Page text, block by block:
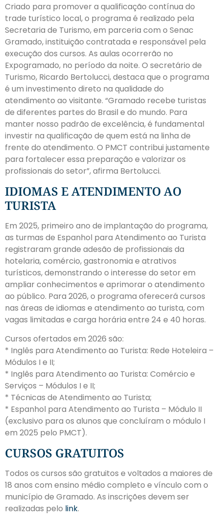
Criado para promover a qualificação contínua do
trade turístico local, o programa é realizado pela
Secretaria de Turismo, em parceria com o Senac
Gramado, instituição contratada e responsável pela
execução dos cursos. As aulas ocorrerão no
Expogramado, no período da noite. O secretário de
Turismo, Ricardo Bertolucci, destaca que o programa
é um investimento direto na qualidade do
atendimento ao visitante. “Gramado recebe turistas
de diferentes partes do Brasil e do mundo. Para
manter nosso padrão de excelência, é fundamental
investir na qualificação de quem está na linha de
frente do atendimento. O PMCT contribui justamente
para fortalecer essa preparação e valorizar os
profissionais do setor”, afirma Bertolucci.
IDIOMAS E ATENDIMENTO AO
TURISTA
Em 2025, primeiro ano de implantação do programa,
as turmas de Espanhol para Atendimento ao Turista
registraram grande adesão de profissionais da
hotelaria, comércio, gastronomia e atrativos
turísticos, demonstrando o interesse do setor em
ampliar conhecimentos e aprimorar o atendimento
ao público. Para 2026, o programa oferecerá cursos
nas áreas de idiomas e atendimento ao turista, com
vagas limitadas e carga horária entre 24 e 40 horas.
Cursos ofertados em 2026 são:
* Inglês para Atendimento ao Turista: Rede Hoteleira –
Módulos I e II;
* Inglês para Atendimento ao Turista: Comércio e
Serviços – Módulos I e II;
* Técnicas de Atendimento ao Turista;
* Espanhol para Atendimento ao Turista – Módulo II
(exclusivo para os alunos que concluíram o módulo I
em 2025 pelo PMCT).
CURSOS GRATUITOS
Todos os cursos são gratuitos e voltados a maiores de
18 anos com ensino médio completo e vínculo com o
município de Gramado. As inscrições devem ser
realizadas pelo link.